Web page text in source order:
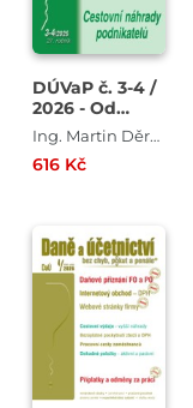
DÚVaP č. 3-4 /
2026 - Od
účetní závěrky
k daňovému
přiznání PO
Ing. Martin Děrgel , JUDr. Eva Dandová , JUDr. Ladislav Jouza
616 Kč